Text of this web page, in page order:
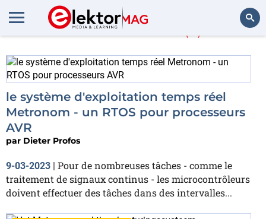
Dieter Profos
le système d'exploitation temps réel
Metronom - un RTOS pour processeurs
AVR
par Dieter Profos
9-03-2023 | Pour de nombreuses tâches - comme le
traitement de signaux continus - les microcontrôleurs
doivent effectuer des tâches dans des intervalles...